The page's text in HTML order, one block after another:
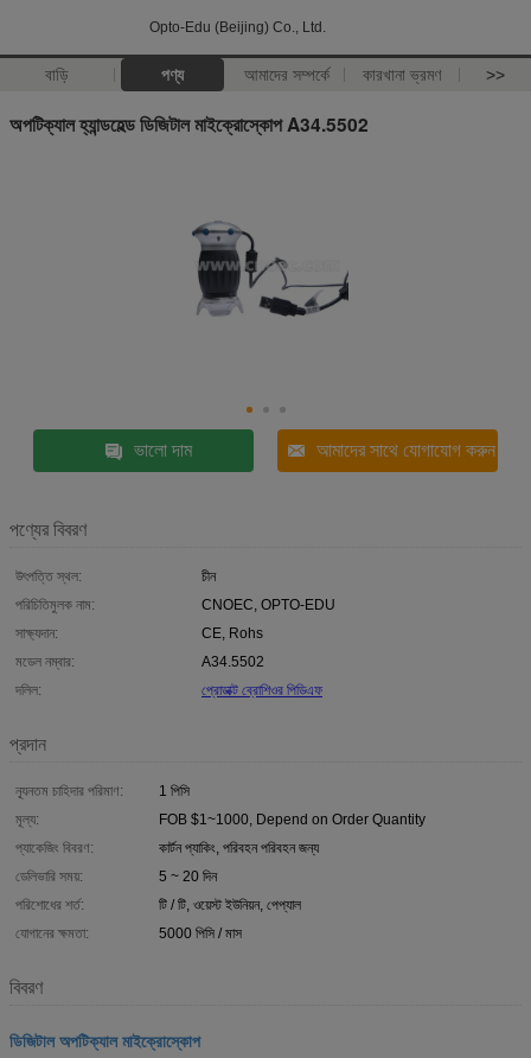
Opto-Edu (Beijing) Co., Ltd.
বাড়ি পণ্য আমাদের সম্পর্কে কারখানা ভ্রমণ >>
অপটিক্যাল হ্যান্ডহেল্ড ডিজিটাল মাইক্রোস্কোপ A34.5502
ভালো দাম আমাদের সাথে যোগাযোগ করুন
পণ্যের বিবরণ
উৎপত্তি স্থল:
চীন
পরিচিতিমুলক নাম:
CNOEC, OPTO-EDU
সাক্ষ্যদান:
CE, Rohs
মডেল নম্বার:
A34.5502
দলিল:
প্রোডাক্ট ব্রোশিওর পিডিএফ
প্রদান
ন্যূনতম চাহিদার পরিমাণ:
1 পিসি
মূল্য:
FOB $1~1000, Depend on Order Quantity
প্যাকেজিং বিবরণ:
কার্টন প্যাকিং, পরিবহন পরিবহন জন্য
ডেলিভারি সময়:
5 ~ 20 দিন
পরিশোধের শর্ত:
টি / টি, ওয়েস্ট ইউনিয়ন, পেপ্যাল
যোগানের ক্ষমতা:
5000 পিসি / মাস
বিবরণ
ডিজিটাল অপটিক্যাল মাইক্রোস্কোপ